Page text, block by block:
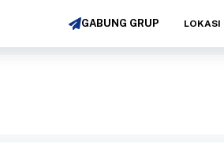
GABUNG GRUP LOKASI